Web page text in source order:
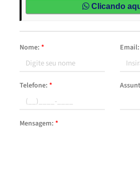
Clicando
Nome: * Email:
Telefone: *
Mensagem: *